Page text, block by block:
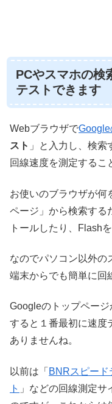
PCやスマホの検
テストできます
Webブラウザで
スト 」と入力し、検
回線速度を測定するこ
お使いのブラウザが何
ページ」から検索する
トールしたり、Flash
なのでパソコン以外の
端末からでも簡単に回
Googleのトップペー
すると１番最初に速度
ありませんね。
以前は「 BNRスピード
ト 」などの回線測定